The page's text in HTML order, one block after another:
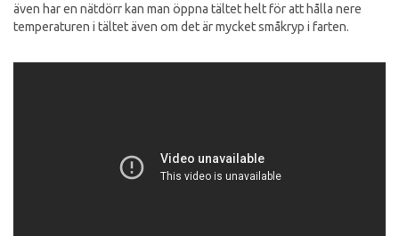
även har en nätdörr kan man öppna tältet helt för att hålla nere
temperaturen i tältet även om det är mycket småkryp i farten.